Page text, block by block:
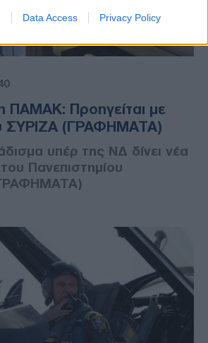
Data Access Privacy Policy
ΠΑΜΑΚ: Προηγείται με
ΣΥΡΙΖΑ (ΓΡΑΦΗΜΑΤΑ)
υπέρ της ΝΔ δίνει νέα
Πανεπιστημίου